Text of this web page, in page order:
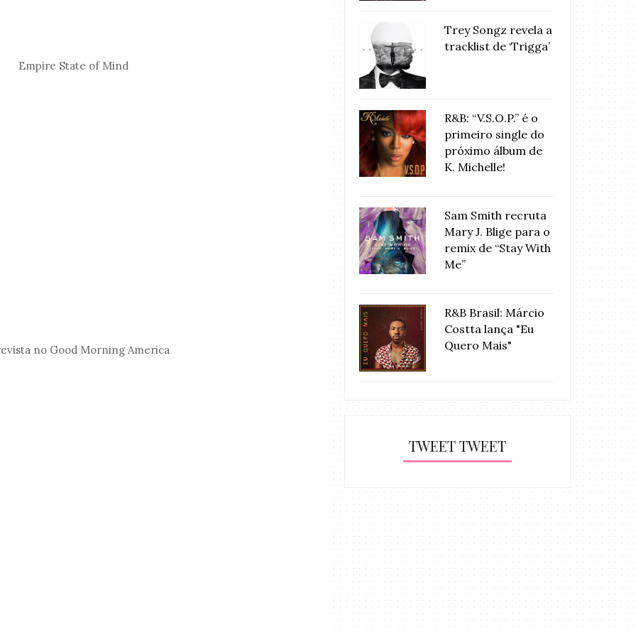
Empire State of Mind
no Good Morning America
Trey Songz revela a
tracklist de ‘Trigga’
R&B: “V.S.O.P.” é o
primeiro single do
próximo álbum de
K. Michelle!
Sam Smith recruta
Mary J. Blige para o
remix de “Stay With
Me”
R&B Brasil: Márcio
Costta lança "Eu
Quero Mais"
TWEET TWEET